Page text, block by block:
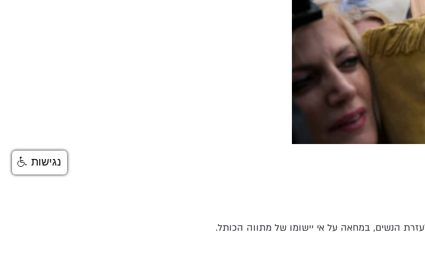
הנשים, במחאה על אי יישומו של מתווה הכותל.
נגישות